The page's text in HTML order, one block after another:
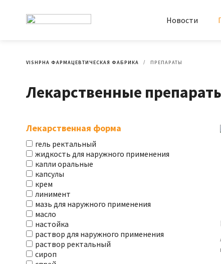
Новости
VISHPHA ФАРМАЦЕВТИЧЕСКАЯ ФАБРИКА ПРЕПАРАТЫ
Лекарственные
Лекарственная форма
гель ректальный
жидкость для наружного применения
капли оральные
капсулы
крем
линимент
мазь для наружного применения
масло
настойка
раствор для наружного применения
раствор ректальный
сироп